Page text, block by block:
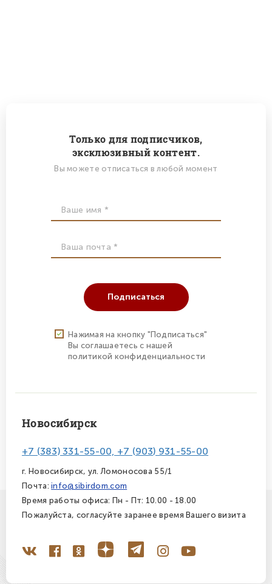
Только для подписчиков,
эксклюзивный контент.
Вы можете отписаться в любой момент
Подписаться
Нажимая на кнопку "Подписаться"
Вы соглашаетесь с нашей
политикой конфиденциальности
Новосибирск
+7 (383) 331-55-00, +7 (903) 931-55-00
г. Новосибирск, ул. Ломоносова 55/1
Почта:info@sibirdom.com
Время работы офиса: Пн - Пт: 10.00 - 18.00
Пожалуйста, согласуйте заранее время Вашего визита